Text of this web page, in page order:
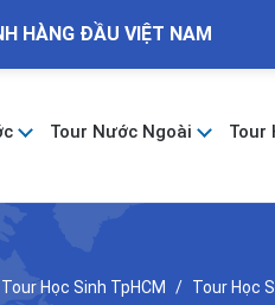
HÀNG ĐẦU VIỆT NAM
Tour Nước Ngoài Tour
Tour Học Sinh TpHCM Tour Học